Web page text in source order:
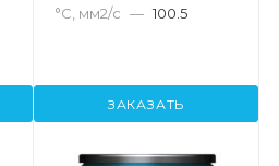
°С, мм2/с — 100.5
ЗАКАЗАТЬ